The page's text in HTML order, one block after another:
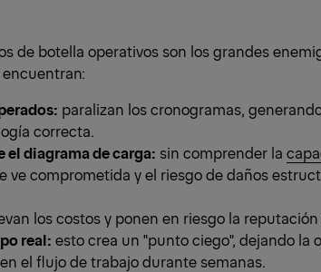
de botella operativos son los grandes
paralizan los cronogramas,
correcta.
el diagrama de carga: sin comprender la
ve comprometida y el riesgo de daños
los costos y ponen en riesgo la
real: esto crea un "punto ciego", dejando la
el flujo de trabajo durante semanas.